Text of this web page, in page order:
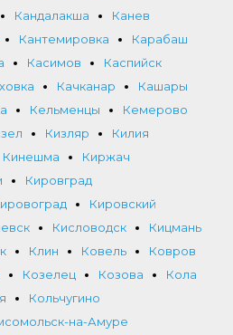
Кандалакша
Канев
Кантемировка
Карабаш
Касимов
Каспийск
Качканар
Кашары
Кельменцы
Кемерово
Кизляр
Килия
Кинешма
Киржач
Кировград
Кировский
Кисловодск
Кицмань
Клин Ковель
Ковров
Козелец Козова
Кола
Кольчугино
на-Амуре